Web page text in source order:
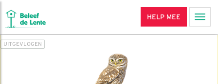
HELP MEE
UITGEVLOGEN